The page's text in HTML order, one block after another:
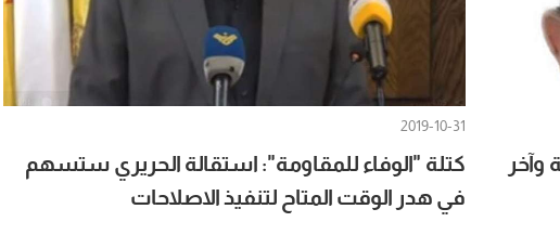
وآخر
2019-10-31
كتلة "الوفاء للمقاومة": استقالة الحريري ستسهم
في هدر الوقت المتاح لتنفيذ الاصلاحات